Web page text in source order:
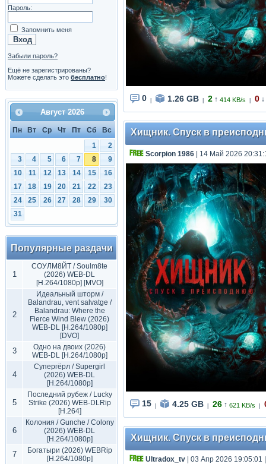
Пароль:
Запомнить меня
Забыли пароль?
Ещё не зарегистрированы?
Можете сделать это бесплатно!
Август 2026
Пн Вт Ср Чт Пт Сб
Вс
1
2
3
4 5 6 7 8
9
10
11 12 13 14 15
16
17
18 19 20 21 22
23
24
25 26 27 28 29
30
31
Популярные раздачи
1
СОУЛМ8ЙТ / Soulm8te
(2026) WEB-DL
[H.264/1080p] [MVO]
2
Идеальный шторм /
Balandrau, vent salvatge /
Balandrau: Where the
Fierce Wind Blew (2026)
WEB-DL [H.264/1080p]
[DVO]
3
Одно на двоих (2026)
WEB-DL [H.264/1080p]
4
Супергёрл / Supergirl
(2026) WEB-DL
[H.264/1080p]
5
Последний рубеж / Lucky
Strike (2026) WEB-DLRip
[H.264]
6
Колония / Gunche / Colony
(2026) WEB-DL
[H.264/1080p]
7
Богатыри (2026) WEBRip
[H.264/1080p]
0 1.26 GB 2 ↑ 414 KB/s 0 ↓
Хищник. Спуск в
Scorpion 1986 | 14 Май 2026
15 4.25 GB 26 ↑ 621 KB/s
Хищник. Спуск в
Ultradox_tv | 03 Апр 2026 19:05:01